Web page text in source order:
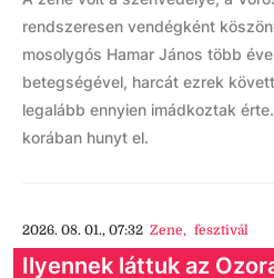
rendszeresen vendégként
mosolygós Hamar János több
betegségével, harcát ezrek
legalább ennyien imádkoztak
korában hunyt el.
2026. 08. 01., 07:32 Zene, fesztivál
Ilyennek láttuk az